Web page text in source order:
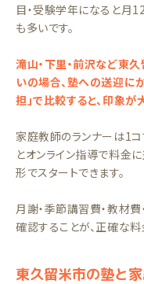
目・受験学年になると月
も多いです。
滝山・下里・前沢など東
いの場合、塾への送迎に
担」で比較すると、印象が
家庭教師のランナーは1
とオンライン指導で料金
形でスタートできます。
月謝・季節講習費・教材
確認することが、正確な
東久留米市の塾と